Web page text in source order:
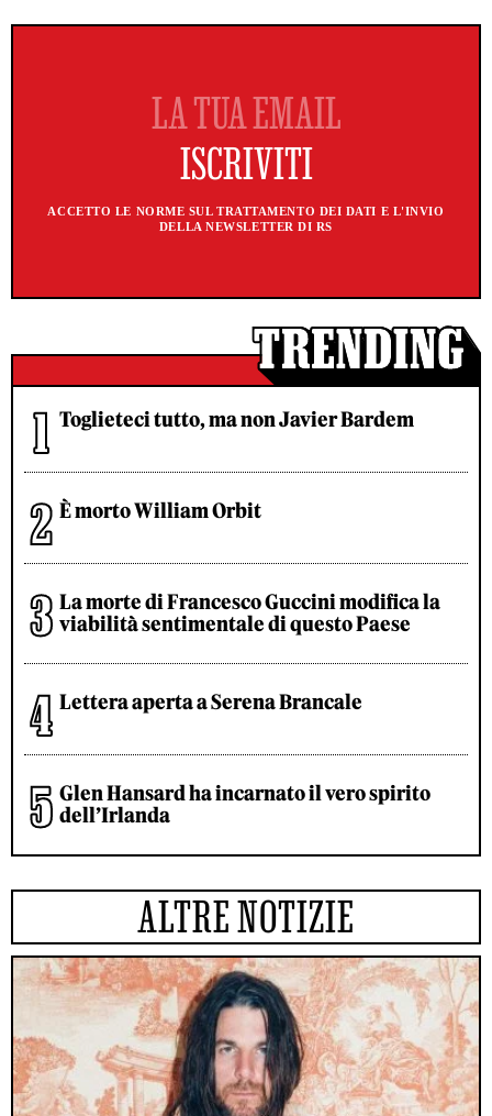
ACCETTO LE NORME SUL TRATTAMENTO DEI DATI E L'INVIO
DELLA NEWSLETTER DI RS
Toglieteci tutto, ma non Javier Bardem
È morto William Orbit
La morte di Francesco Guccini modifica la
viabilità sentimentale di questo Paese
Lettera aperta a Serena Brancale
Glen Hansard ha incarnato il vero spirito
dell’Irlanda
ALTRE NOTIZIE